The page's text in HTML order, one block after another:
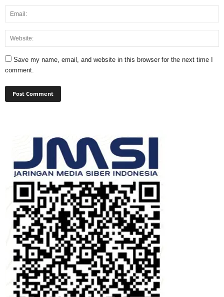
Save my name, email, and website in this browser for the next time I
comment.